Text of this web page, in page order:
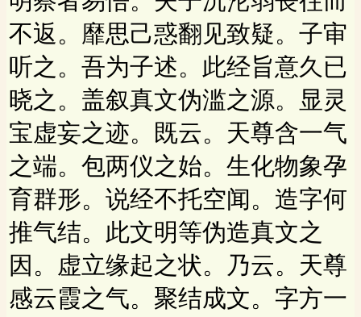
不返。靡思己惑翻见致疑。子审
听之。吾为子述。此经旨意久已
晓之。盖叙真文伪滥之源。显灵
宝虚妄之迹。既云。天尊含一气
之端。包两仪之始。生化物象孕
育群形。说经不托空闻。造字何
推气结。此文明等伪造真文之
因。虚立缘起之状。乃云。天尊
感云霞之气。聚结成文。字方一